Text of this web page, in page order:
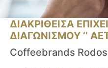
ΔΙΑΚΡΙΘΕΙΣΑ
ΔΙΑΓΩΝΙΣΜΟΥ ‘’
Coffeebrands Rodos